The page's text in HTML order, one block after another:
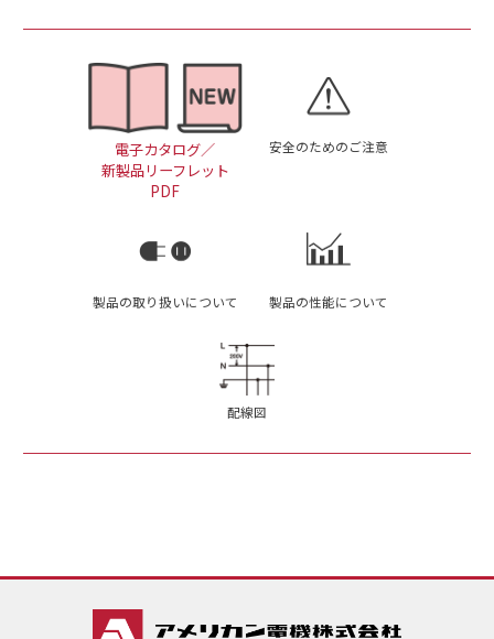
電子カタログ／
新製品リーフレット
PDF
安全のためのご注意
製品の取り扱いについて 製品の性能について
配線図